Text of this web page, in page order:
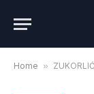
Home » ZUKORLIĆ UPITAO